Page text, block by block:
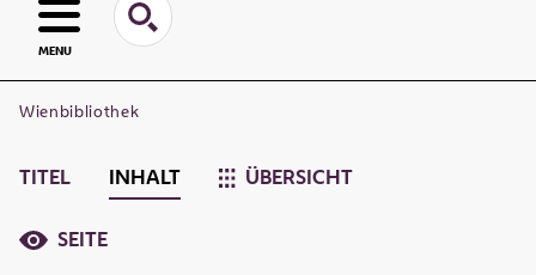
MENU
Wienbibliothek
TITEL INHALT ÜBERSICHT
SEITE